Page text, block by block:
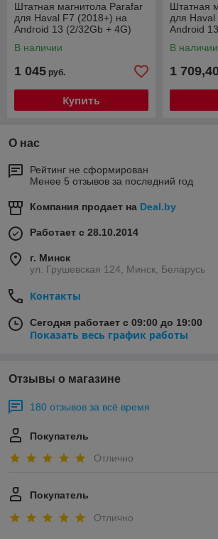
Штатная магнитола Parafar
для Haval F7 (2018+) на
Android 13 (2/32Gb + 4G)
В наличии
1 045 руб.
Купить
Штатная
для
Android
В наличии
1
О нас
Рейтинг не сформирован
Менее 5 отзывов за последний год
Компания продает на Deal.by
Работает с 28.10.2014
г. Минск
ул. Грушевская 124, Минск, Беларусь
Контакты
Сегодня работает с 09:00 до 19:00
Показать весь график работы
Отзывы о магазине
180 отзывов за всё время
Покупатель
Отлично
Покупатель
Отлично